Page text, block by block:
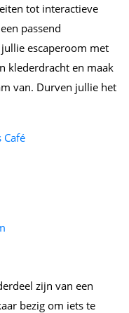
tot interactieve
passend
escaperoom met
klederdracht en maak
van. Durven jullie het
Café
zijn van een
bezig om iets te